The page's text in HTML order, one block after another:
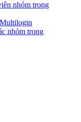
nhóm trong
nhóm trong